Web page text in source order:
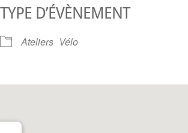
TYPE D’ÉVÈNEMENT
Ateliers Vélo